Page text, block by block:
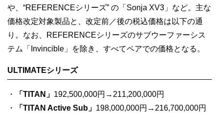
や、“REFERENCEシリーズ” の「Sonja XV3」など。主な
価格改定対象製品と、改定前／後の税込価格は以下の通
り。なお、REFERENCEシリーズのサブウーファーシス
テム「Invincible」を除き、すべてペアでの価格となる。
ULTIMATEシリーズ
・ 「TITAN」 192,500,000円→211,200,000円
・
「TITAN Active Sub」 198,000,000円→216,700,000円